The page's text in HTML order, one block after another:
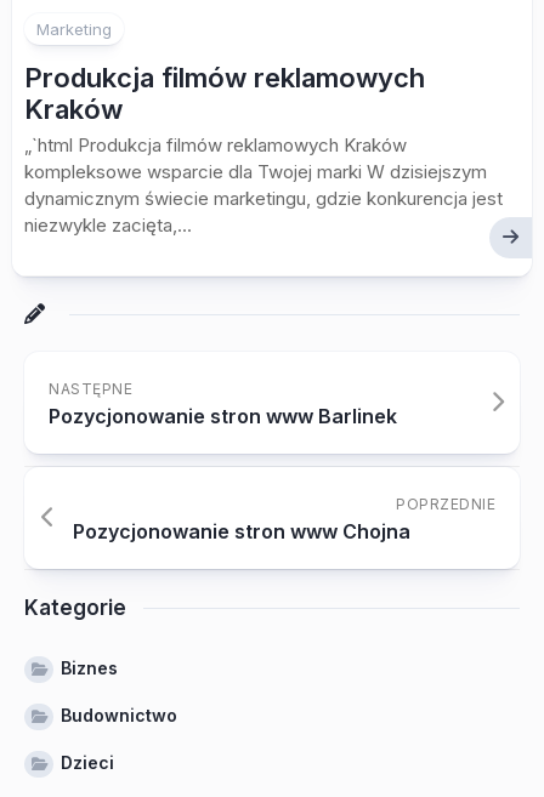
Marketing
Produkcja filmów reklamowych
Kraków
„`html Produkcja filmów reklamowych Kraków
kompleksowe wsparcie dla Twojej marki W dzisiejszym
dynamicznym świecie marketingu, gdzie konkurencja jest
niezwykle zacięta,...
NASTĘPNE
Pozycjonowanie stron www Barlinek
POPRZEDNIE
Pozycjonowanie stron www Chojna
Kategorie
Biznes
Budownictwo
Dzieci